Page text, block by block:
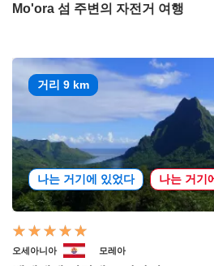
Mo'ora 섬 주변의 자전거 여행
거리 9 km
나는 거기에 있었다 나는 거기
오세아니아 모레아